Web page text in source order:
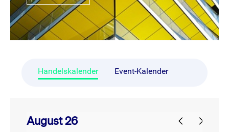
Handelskalender Event-Kalender
August 26